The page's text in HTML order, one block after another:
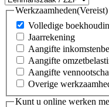
Werkzaamheden(Vereist)
Volledige
Jaarrekening
Aangifte
Aangifte
Aangifte
Overige
Kunt u online werken